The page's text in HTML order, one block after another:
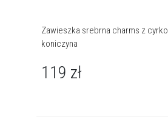
Zawieszka srebrna charms z
koniczyna
119 zł